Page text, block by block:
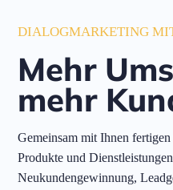
DIALOGMARKETING
Mehr
mehr
Gemeinsam mit Ihnen
Produkte und
Neukundengewinnung,